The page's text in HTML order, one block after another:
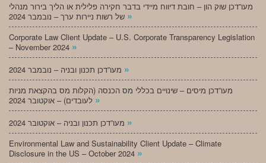
מעו”דכן שוק הון – חובת דיווח מיידי בדבר חקירה פלילית או הליך בירור מנהלי
»
Corporate Law Client Update – U.S. Corporate Transparency Legislation
– November 2024 »
»
מעו”דכן מיסים – שינויים בכללי מס הכנסה (הקלות מס בהקצאת מניות
»
»
Environmental Law and Sustainability Client Update – Climate
Disclosure in the US – October 2024 »